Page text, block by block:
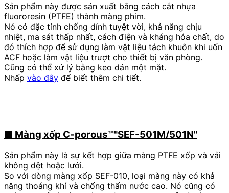
Sản phẩm này được sản xuất bằng cách cắt nhựa
fluororesin (PTFE) thành màng phim.
Nó có đặc tính chống dính tuyệt vời, khả năng chịu
nhiệt, ma sát thấp nhất, cách điện và kháng hóa chất, do
đó thích hợp để sử dụng làm vật liệu tách khuôn khi uốn
ACF hoặc làm vật liệu trượt cho thiết bị văn phòng.
Cũng có thể xử lý bằng keo dán một mặt.
Nhấp vào đây để biết thêm chi tiết.
■ Màng xốp C-porous™"SEF-501M/501N"
Sản phẩm này là sự kết hợp giữa màng PTFE xốp và vải
không dệt hoặc lưới.
So với dòng màng xốp SEF-010, loại màng này có khả
năng thoáng khí và chống thấm nước cao. Nó cũng có